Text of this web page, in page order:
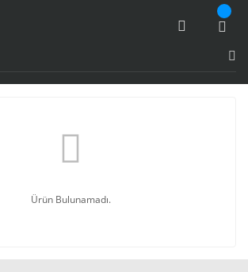
Ürün Bulunamadı.